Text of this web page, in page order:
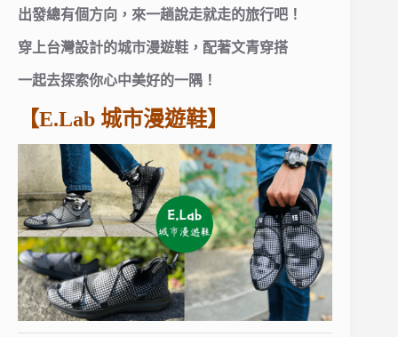
出發總有個方向，來一趟說走就走的旅行吧！
穿上台灣設計的城市漫遊鞋，配著文青穿搭
一起去探索你心中美好的一隅！
【E.Lab 城市漫遊鞋】